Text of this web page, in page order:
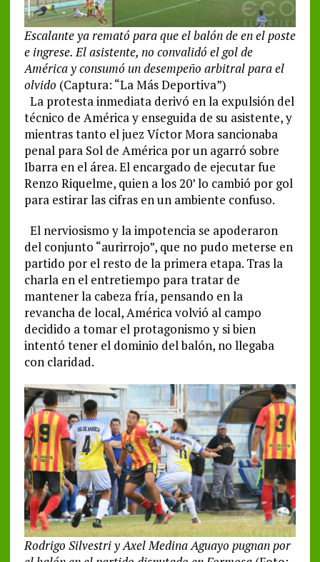
Escalante ya remató para que el balón de en el poste
e ingrese. El asistente, no convalidó el gol de
América y consumó un desempeño arbitral para el
olvido (Captura: “La Más Deportiva”)
La protesta inmediata derivó en la expulsión del
técnico de América y enseguida de su asistente, y
mientras tanto el juez Víctor Mora sancionaba
penal para Sol de América por un agarró sobre
Ibarra en el área. El encargado de ejecutar fue
Renzo Riquelme, quien a los 20’ lo cambió por gol
para estirar las cifras en un ambiente confuso.
El nerviosismo y la impotencia se apoderaron
del conjunto “aurirrojo”, que no pudo meterse en
partido por el resto de la primera etapa. Tras la
charla en el entretiempo para tratar de
mantener la cabeza fría, pensando en la
revancha de local, América volvió al campo
decidido a tomar el protagonismo y si bien
intentó tener el dominio del balón, no llegaba
con claridad.
Rodrigo Silvestri y Axel Medina Aguayo pugnan por